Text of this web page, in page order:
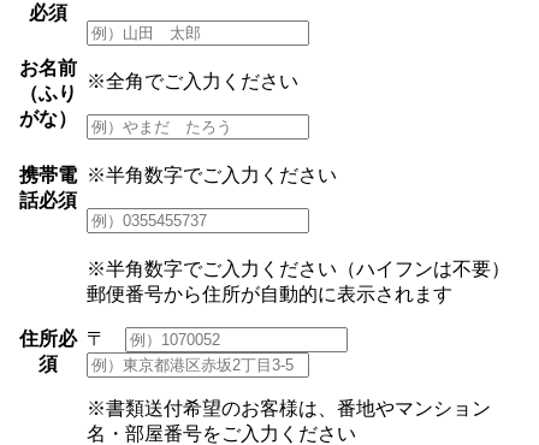
必須
お名前
（ふり
がな）
※全角でご入力ください
携帯電
話必須
※半角数字でご入力ください
住所必
須
※半角数字でご入力ください（ハイフンは不要）
郵便番号から住所が自動的に表示されます
〒
※書類送付希望のお客様は、番地やマンション
名・部屋番号をご入力ください